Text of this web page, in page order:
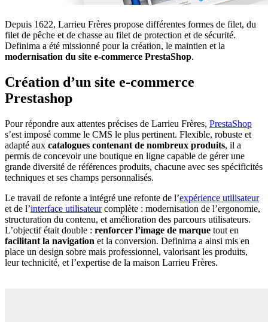
Depuis 1622, Larrieu Frères propose différentes formes de filet, du
filet de pêche et de chasse au filet de protection et de sécurité.
Definima a été missionné pour la création, le maintien et la
modernisation du site e-commerce PrestaShop.
Création d’un site e-commerce
Prestashop
Pour répondre aux attentes précises de Larrieu Frères, PrestaShop
s’est imposé comme le CMS le plus pertinent. Flexible, robuste et
adapté aux catalogues contenant de nombreux produits, il a
permis de concevoir une boutique en ligne capable de gérer une
grande diversité de références produits, chacune avec ses spécificités
techniques et ses champs personnalisés.
Le travail de refonte a intégré une refonte de l’expérience utilisateur
et de l’interface utilisateurcomplète : modernisation de l’ergonomie,
structuration du contenu, et amélioration des parcours utilisateurs.
L’objectif était double : renforcer l’image de marque tout en
facilitant la navigation et la conversion. Definima a ainsi mis en
place un design sobre mais professionnel, valorisant les produits,
leur technicité, et l’expertise de la maison Larrieu Frères.